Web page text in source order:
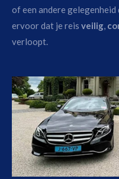
of een andere
ervoor dat je reis veilig,
verloopt.